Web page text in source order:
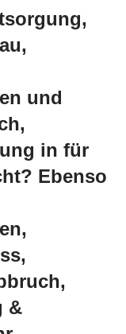
und
in für
Ebenso
&